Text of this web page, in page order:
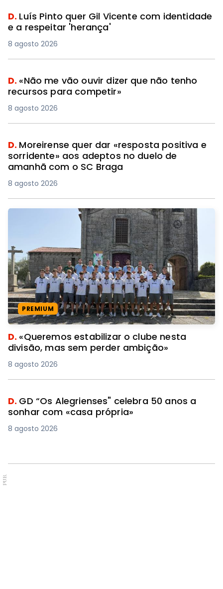
D. Luís Pinto quer Gil Vicente com identidade
e a respeitar 'herança'
8 agosto 2026
D. «Não me vão ouvir dizer que não tenho
recursos para competir»
8 agosto 2026
D. Moreirense quer dar «resposta positiva e
sorridente» aos adeptos no duelo de
amanhã com o SC Braga
8 agosto 2026
PREMIUM
D. «Queremos estabilizar o clube nesta
divisão, mas sem perder ambição»
8 agosto 2026
D. GD “Os Alegrienses" celebra 50 anos a
sonhar com «casa própria»
8 agosto 2026
PUB.